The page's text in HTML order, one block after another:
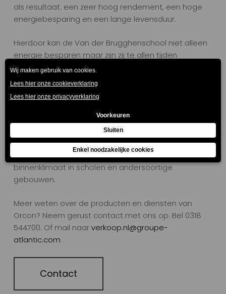
als resultaat: een zeer hoog rendement, een hoge
energiebesparing en een lange levensduur.
Hierdoor kan de Van der Brugghenschool niet alleen
energie besparen maar zijn zij te allen tijden
gegarandeerd van een optimaal binnenklimaat.
Waarmee zij ook voldoen aan het
Meer weten? We helpen graag!
Al met al is dit project een mooi voorbeeld van hoe
Orcon en installatiebedrijven (zoals LOGO Huizen)
samenwerken voor een gezond en comfortabel
binnenklimaat in scholen en andersoortige
gebouwen.
Meer weten over de producten en diensten van
Orcon? Neem gerust contact met ons op. Bel 0318
544700. Of mail naarverkoop.nl@groupe-
atlantic.com
Contact